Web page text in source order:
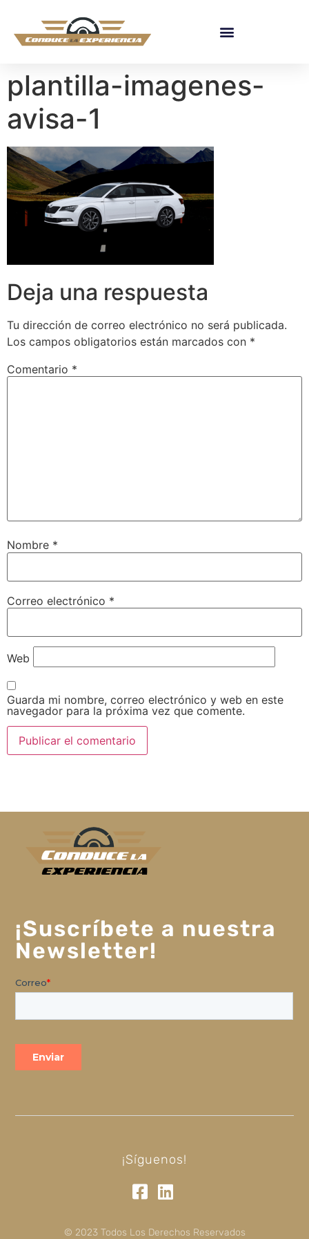
plantilla-imagenes-
avisa-1
Deja una respuesta
Tu dirección de correo electrónico no será publicada.
Los campos obligatorios están marcados con *
Comentario *
Nombre *
Correo electrónico *
Web
Guarda mi nombre, correo electrónico y web en este
navegador para la próxima vez que comente.
¡Suscríbete a nuestra
Newsletter!
¡Síguenos!
© 2023 Todos Los Derechos Reservados